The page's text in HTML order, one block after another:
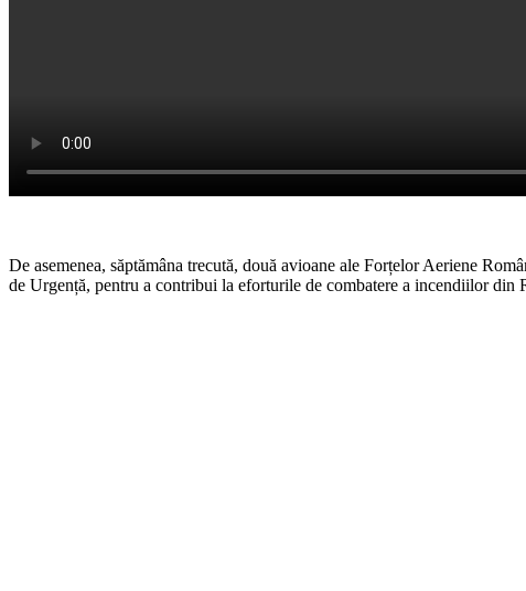
De asemenea, săptămâna trecută, două avioane ale Forțelor Aeriene
de Urgență, pentru a contribui la eforturile de combatere a incendiilor din